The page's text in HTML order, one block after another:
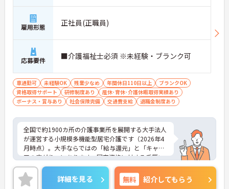
・現場のプロフェッショナルから、管理者やマネジ
メント職への早期ステップアップも目指せいます
・全国規模のネットワークを活かし、将来的には別
サービスやケアマネジャーへの挑戦も支援されます
・階層別研修や役職者向けマネジメント研修が充実
しており、将来を見据えた成長をバックアップ
＜ライフステージが変わっても長く活躍できる圧倒
的な安定基盤＞
・ご家族の状況に応じた手当や、企業主導型保育所
の利用相談など子育て世代にも安心の福利厚生です
とで、介護福祉士としてのスキルをさらに磨ける環
境です
・大手の組織力を活かした労務管理でワークライフ
バランスを推進し、腰を据えて長期就業できます
雇用形態 正社員(正職員)
応募要件 ■介護福祉士必須 ※未経験・ブランク可
車通勤可 未経験OK 残業少なめ 年間休日110日以上
ブランクOK
資格取得サポート
研修制度あり
産休･育休･介護休暇取得実績あり
ボーナス・賞与あり
社会保険完備 交通費支給 退職金制度あり
全国で約1900カ所の介護事業所を展開する大手法人
が運営する小規模多機能型居宅介護です（2026年4
月時点）。大手ならではの「給与還元」と「キャリ
アの広がり」にあります。国家資格に対する手厚い
資格手当はもちろん、勤続年数や時間帯別手当など
の各種手当が充実しており、これまでのご経験がし
っかりと給与に反映される仕組みが整っています。
詳細を見る 無料 紹介してもらう